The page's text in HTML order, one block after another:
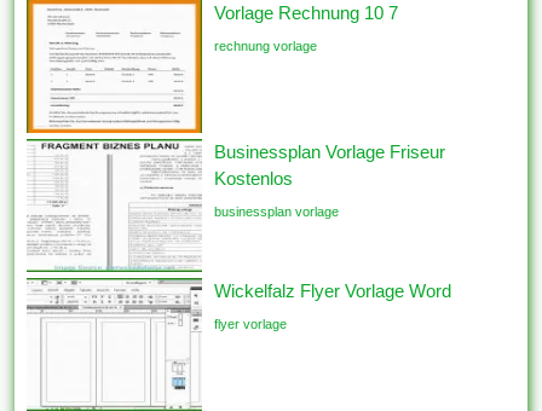
Vorlage Rechnung 10 7
rechnung vorlage
Businessplan Vorlage Friseur
Kostenlos
businessplan vorlage
Wickelfalz Flyer Vorlage Word
flyer vorlage